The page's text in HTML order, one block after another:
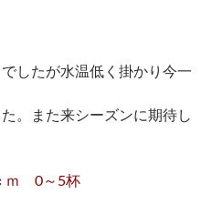
したが水温低く掛かり今一
。また来シーズンに期待し
ｍ 0～5杯